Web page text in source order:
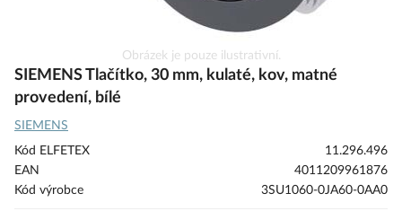
na
začátek
galerie
s
obrázky
Obrázek je pouze ilustrativní.
SIEMENS Tlačítko, 30 mm, kulaté, kov, matné
provedení, bílé
SIEMENS
Kód ELFETEX
11.296.496
EAN
4011209961876
Kód výrobce
3SU1060-0JA60-0AA0